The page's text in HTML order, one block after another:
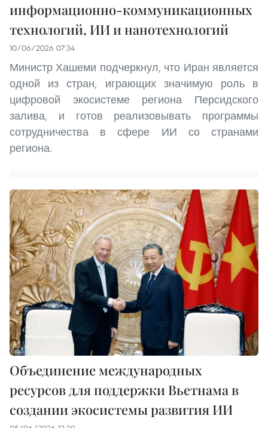
информационно-коммуникационных
технологий, ИИ и нанотехнологий
10/06/2026 07:34
Министр Хашеми подчеркнул, что Иран является
одной из стран, играющих значимую роль в
цифровой экосистеме региона Персидского
залива, и готов реализовывать программы
сотрудничества в сфере ИИ со странами
региона.
Объединение международных
ресурсов для поддержки Вьетнама в
создании экосистемы развития ИИ